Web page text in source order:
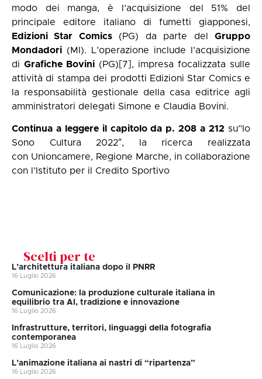
modo dei manga, è l’acquisizione del 51% del
principale editore italiano di fumetti giapponesi,
Edizioni Star Comics(PG) da parte delGruppo
Mondadori (MI). L’operazione include l’acquisizione
di Grafiche Bovini (PG) [7] , impresa focalizzata sulle
attività di stampa dei prodotti Edizioni Star Comics e
la responsabilità gestionale della casa editrice agli
amministratori delegati Simone e Claudia Bovini.
Continua a leggere il capitolo da p. 208 a 212 su” Io
Sono Cultura 2022″, la ricerca realizzata
con Unioncamere, Regione Marche, in collaborazione
con l’ Istituto per il Credito Sportivo
Scelti per te
L’architettura italiana dopo il PNRR
16 Luglio 2026
Comunicazione: la produzione culturale italiana in
equilibrio tra AI, tradizione e innovazione
16 Luglio 2026
Infrastrutture, territori, linguaggi della fotografia
contemporanea
16 Luglio 2026
L’animazione italiana ai nastri di “ripartenza”
16 Luglio 2026